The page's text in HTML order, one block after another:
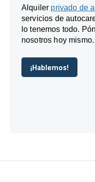
Alquiler privado de
servicios de
lo tenemos todo.
nosotros hoy mismo.
¡Hablemos!
¡Hablemos!